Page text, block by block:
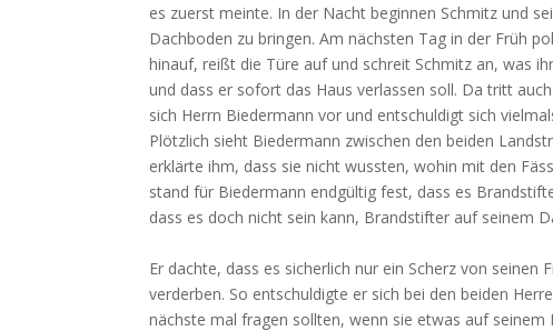
es zuerst meinte. In der Nacht beginnen Schmitz und
Dachboden zu bringen. Am nächsten Tag in der Früh
hinauf, reißt die Türe auf und schreit Schmitz an, was
und dass er sofort das Haus verlassen soll. Da tritt
sich Herrn Biedermann vor und entschuldigt sich
Plötzlich sieht Biedermann zwischen den beiden
erklärte ihm, dass sie nicht wussten, wohin mit den
stand für Biedermann endgültig fest, dass es
dass es doch nicht sein kann, Brandstifter auf seinem
Er dachte, dass es sicherlich nur ein Scherz von seinen
verderben. So entschuldigte er sich bei den beiden
nächste mal fragen sollten, wenn sie etwas auf